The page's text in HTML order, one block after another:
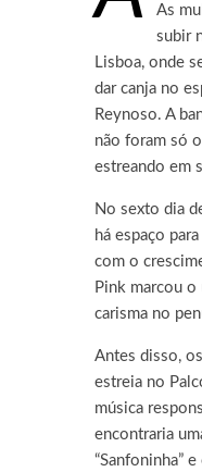
As
subir
Lisboa, onde
dar canja no
Reynoso. A
não foram só
estreando em
No sexto dia
há espaço
com o
Pink marcou
carisma no
Antes disso,
estreia no
música
encontraria
“Sanfoninha”